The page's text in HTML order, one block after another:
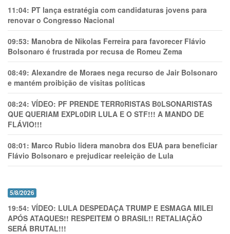
11:04: PT lança estratégia com candidaturas jovens para
renovar o Congresso Nacional
09:53: Manobra de Nikolas Ferreira para favorecer Flávio
Bolsonaro é frustrada por recusa de Romeu Zema
08:49: Alexandre de Moraes nega recurso de Jair Bolsonaro
e mantém proibição de visitas políticas
08:24: VÍDEO: PF PRENDE TERR0RlSTAS B0LSONARlSTAS
QUE QUERIAM EXPL0DlR LULA E O STF!!! A MANDO DE
FLÁVIO!!!
08:01: Marco Rubio lidera manobra dos EUA para beneficiar
Flávio Bolsonaro e prejudicar reeleição de Lula
5/8/2026
19:54: VÍDEO: LULA DESPEDAÇA TRUMP E ESMAGA MILEI
APÓS ATAQUES!! RESPEITEM O BRASIL!! RETALIAÇÃO
SERÁ BRUTAL!!!